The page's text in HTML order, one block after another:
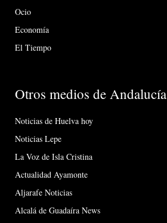
Ocio
Economía
El Tiempo
Otros medios de Andalucía
Noticias de Huelva hoy
Noticias Lepe
La Voz de Isla Cristina
Actualidad Ayamonte
Aljarafe Noticias
Alcalá de Guadaíra News